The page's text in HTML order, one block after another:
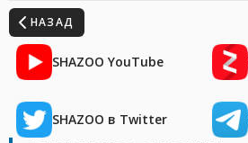
НАЗАД
SHAZOO YouTube
SHAZOO в Twitter